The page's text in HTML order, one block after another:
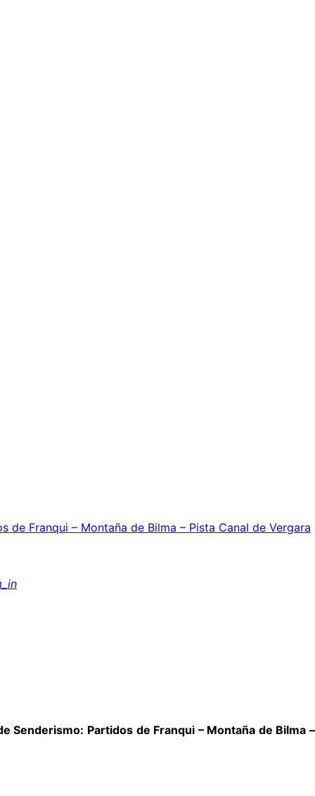
de Franqui – Montaña de Bilma – Pista Canal de Vergara
Senderismo: Partidos de Franqui – Montaña de Bilma –